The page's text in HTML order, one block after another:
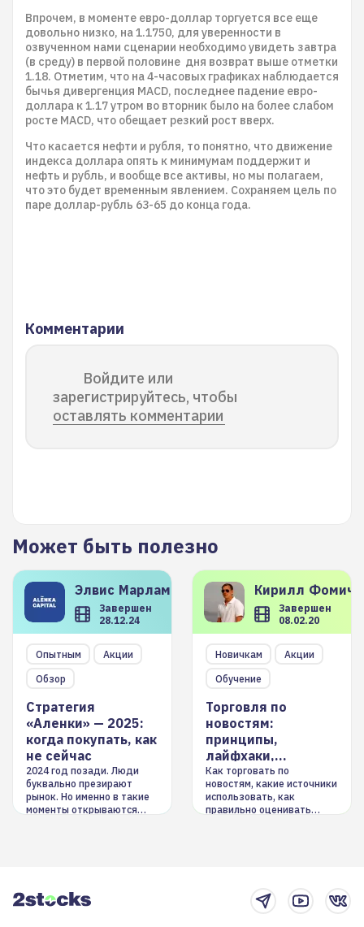
Впрочем, в моменте евро-доллар торгуется все еще
довольно низко, на 1.1750, для уверенности в
озвученном нами сценарии необходимо увидеть завтра
(в среду) в первой половине дня возврат выше отметки
1.18. Отметим, что на 4-часовых графиках наблюдается
бычья дивергенция MACD, последнее падение евро-
доллара к 1.17 утром во вторник было на более слабом
росте MACD, что обещает резкий рост вверх.
Что касается нефти и рубля, то понятно, что движение
индекса доллара опять к минимумам поддержит и
нефть и рубль, и вообще все активы, но мы полагаем,
что это будет временным явлением. Сохраняем цель по
паре доллар-рубль 63-65 до конца года.
Комментарии
Войдите или
зарегистрируйтесь, чтобы
оставлять комментарии
Может быть полезно
Элвис Марламов
Завершен
28.12.24
Опытным
Акции
Обзор
Стратегия
«Аленки» — 2025:
когда покупать, как
не сейчас
2024 год позади. Люди
буквально презирают
рынок. Но именно в такие
моменты открываются
Кирилл
Завершен
08.02.20
Новичкам
Акции
Обучение
Торговля по
новостям:
принципы,
лайфхаки,
инструменты
Как торговать по
новостям, какие источники
использовать, как
правильно оценивать